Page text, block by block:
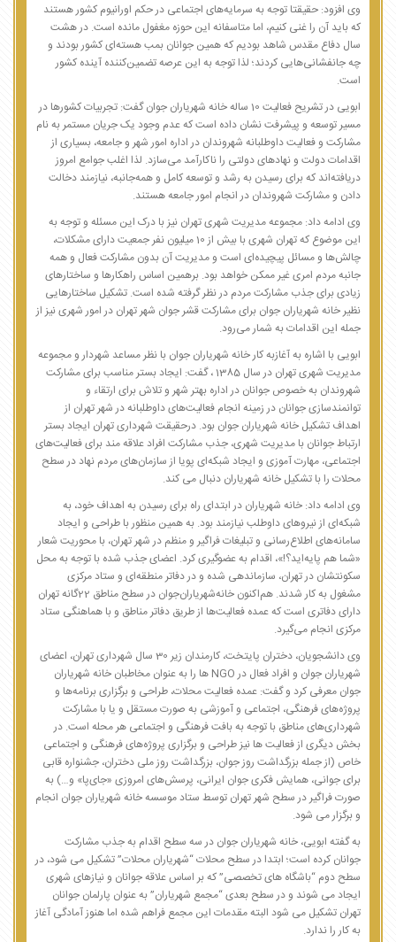
وی افزود: حقیقتا توجه به سرمایه‌های اجتماعی در حکم اورانیوم کشور هستند
که باید آن را غنی کنیم، اما متاسفانه این حوزه مغفول مانده است. در هشت
سال دفاع مقدس شاهد بودیم که همین جوانان بمب هسته‌ای کشور بودند و
چه جانفشانی‌هایی کردند؛ لذا توجه به این عرصه تضمین‌کننده آینده کشور
است.
ابویی در تشریح فعالیت 10 ساله خانه شهریاران جوان گفت: تجربیات کشورها در
مسیر توسعه و پیشرفت نشان داده است که عدم وجود یک جریان مستمر به نام
مشارکت و فعالیت داوطلبانه شهروندان در اداره امور شهر و جامعه، بسیاری از
اقدامات دولت و نهادهای دولتی را ناکارآمد می‌سازد. لذا اغلب جوامع امروز
دریافته‌اند که برای رسیدن به رشد و توسعه کامل و همه‌جانبه، نیازمند دخالت
دادن و مشارکت شهروندان در انجام امور جامعه هستند.
وی ادامه داد: مجموعه مدیریت شهری تهران نیز با درک این مسئله و توجه به
این موضوع که تهران شهری با بیش از 10 میلیون نفر جمعیت دارای مشکلات،
چالش‌ها و مسائل پیچیده‌ای است و مدیریت آن بدون مشارکت فعال و همه
جانبه مردم امری غیر ممکن خواهد بود. برهمین اساس راهکارها و ساختارهای
زیادی برای جذب مشارکت مردم در نظر گرفته شده است. تشکیل ساختارهایی
نظیر خانه شهریاران جوان برای مشارکت قشر جوان شهر تهران در امور شهری نیز از
جمله این اقدامات به شمار می‌رود.
ابویی با اشاره به آغازبه کار خانه‌ شهریاران‌ جوان با نظر مساعد شهردار و مجموعه
مدیریت شهری تهران در سال 1385 ، گفت: ایجاد بستر مناسب برای مشارکت
شهروندان به خصوص جوانان در اداره بهتر شهر و تلاش برای ارتقاء و
توانمندسازی جوانان در زمینه انجام فعالیت‌های داوطلبانه در شهر تهران از
اهداف تشکیل خانه شهریاران جوان بود. درحقیقت شهرداری تهران ایجاد بستر
ارتباط جوانان با مدیریت شهری، جذب مشارکت افراد علاقه مند برای فعالیت‌های
اجتماعی، مهارت آموزی و ایجاد شبکه‌ای پویا از سازمان‌های مردم نهاد در سطح
محلات را با تشکیل خانه شهریاران دنبال می کند.
وی ادامه داد: خانه شهریاران در ابتدای راه برای رسیدن به اهداف خود، به
شبکه‌ای از نیروهای داوطلب نیازمند بود. به همین منظور با طراحی و ایجاد
سامانه‌های اطلاع‌رسانی و تبلیغات فراگیر و منظم در شهر تهران، با محوریت شعار
«شما هم پایه‌اید؟!»، اقدام به عضوگیری کرد. اعضای جذب شده با توجه به محل
سکونتشان در تهران، سازماندهی شده و در دفاتر منطقه‌‏ای و ستاد مرکزی
مشغول به کار شدند. هم‌اکنون خانه‌شهریاران‌جوان در سطح مناطق 22گانه تهران
دارای دفاتری است که عمده فعالیت‌ها از طریق دفاتر مناطق و با هماهنگی ستاد
مرکزی انجام می‌گیرد.
وی دانشجویان، دختران پایتخت، کارمندان زیر 30 سال شهرداری تهران، اعضای
شهریاران جوان و افراد فعال در NGO ها را به عنوان مخاطبان خانه شهریاران
جوان معرفی کرد و گفت: عمده فعالیت محلات، طراحی و برگزاری برنامه‌ها و
پروژه‌های فرهنگی، اجتماعی و آموزشی به صورت مستقل و یا با مشارکت
شهرداری‌های مناطق با توجه به بافت فرهنگی و اجتماعی هر محله است. در
بخش دیگری از فعالیت ها نیز طراحی و برگزاری پروژه‌های فرهنگی و اجتماعی
خاص (از جمله بزرگداشت روز جوان، بزرگداشت روز ملی دختران، جشنواره قابی
برای جوانی، همایش فکری جوان‌ ایرانی، پرسش‌های امروزی «جای‌پا» و…) به
صورت فراگیر در سطح شهر تهران توسط ستاد موسسه خانه شهریاران جوان انجام
و برگزار می شود.
به گفته ابویی، خانه شهریاران جوان در سه سطح اقدام به جذب مشارکت
جوانان کرده است؛ ابتدا در سطح محلات “شهریاران محلات” تشکیل می شود، در
سطح دوم “باشگاه های تخصصی” که بر اساس علاقه جوانان و نیازهای شهری
ایجاد می شوند و در سطح بعدی “مجمع شهریاران” به عنوان پارلمان جوانان
تهران تشکیل می شود البته مقدمات این مجمع فراهم شده اما هنوز آمادگی آغاز
به کار را ندارد.